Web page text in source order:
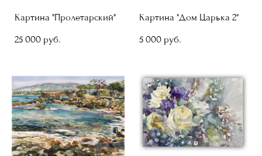
Картина "Пролетарский"
25 000 pуб.
Картина "Дом Царька 2"
5 000 pуб.